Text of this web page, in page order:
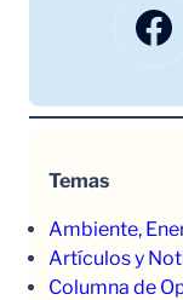
Facebook
Temas
Ambiente,
Artículos y
Columna de